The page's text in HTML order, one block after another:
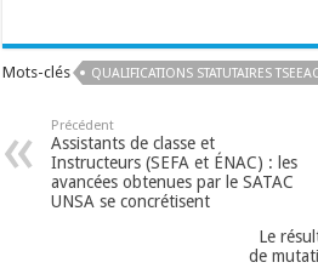
Mots-clés QUALIFICATIONS STATUTAIRES TSEEAC
Précédent
Assistants de classe et
Instructeurs (SEFA et ÉNAC) : les
avancées obtenues par le SATAC
UNSA se concrétisent
Le
de